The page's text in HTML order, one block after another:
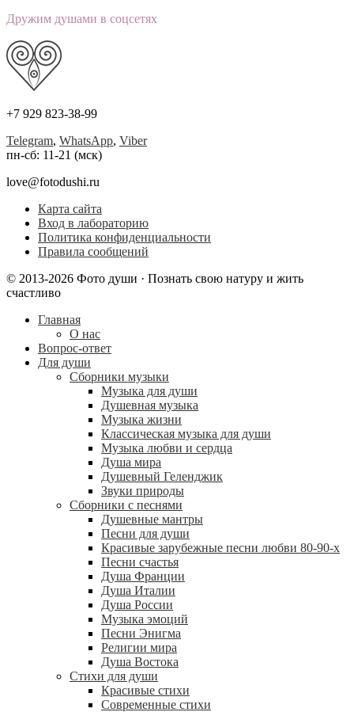
Дружим душами в соцсетях
+7 929 823-38-99
Telegram, WhatsApp, Viber
пн-сб: 11-21 (мск)
love@fotodushi.ru
Карта сайта
Вход в лабораторию
Политика конфиденциальности
Правила сообщений
© 2013-2026 Фото души · Познать свою натуру и жить
счастливо
Главная
О нас
Вопрос-ответ
Для души
Сборники музыки
Музыка для души
Душевная музыка
Музыка жизни
Классическая музыка для души
Музыка любви и сердца
Душа мира
Душевный Геленджик
Звуки природы
Сборники с песнями
Душевные мантры
Песни для души
Красивые зарубежные песни любви 80-90-х
Песни счастья
Душа Франции
Душа Италии
Душа России
Музыка эмоций
Песни Энигма
Религии мира
Душа Востока
Стихи для души
Красивые стихи
Современные стихи